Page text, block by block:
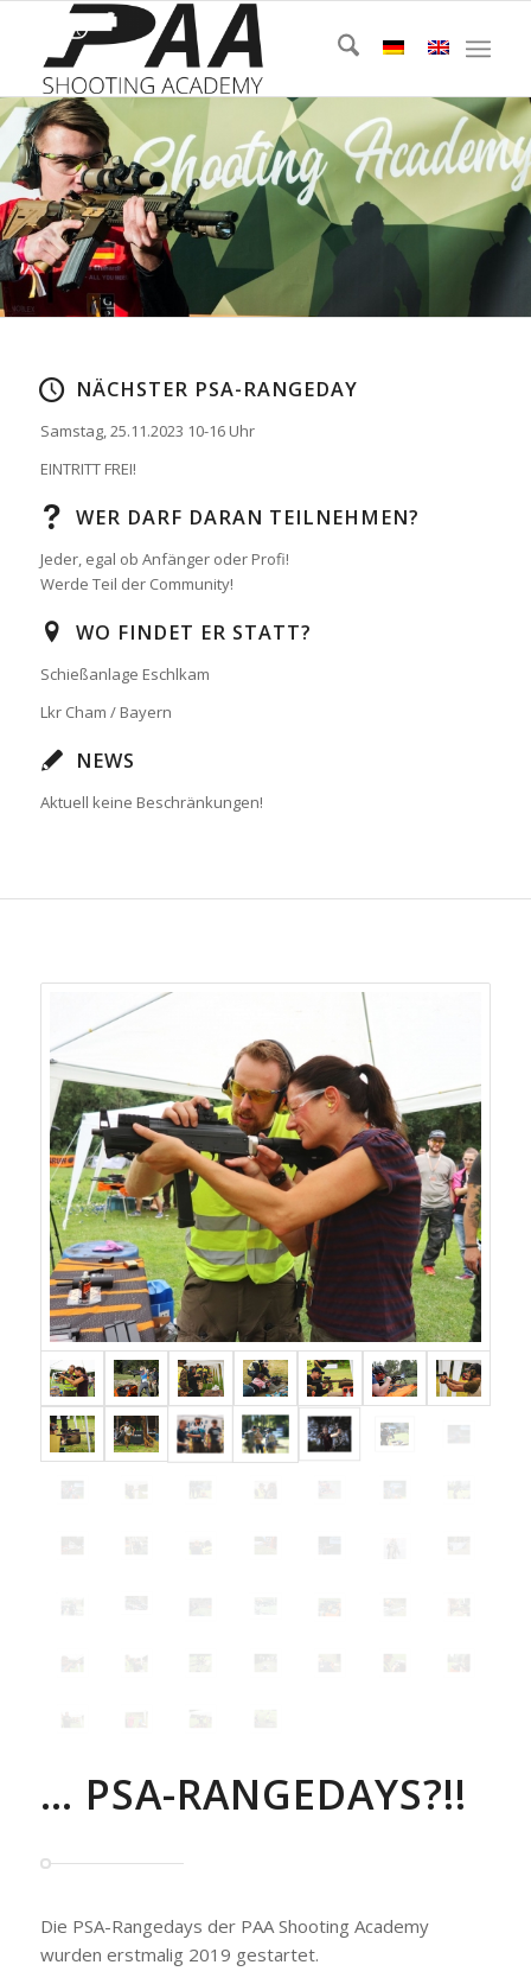
NÄCHSTER PSA-RANGEDAY
Samstag, 25.11.2023 10-16 Uhr
EINTRITT FREI!
WER DARF DARAN TEILNEHMEN?
Jeder, egal ob Anfänger oder Profi!
Werde Teil der Community!
WO FINDET ER STATT?
Schießanlage Eschlkam
Lkr Cham / Bayern
NEWS
Aktuell keine Beschränkungen!
… PSA-RANGEDAYS?!!
Die PSA-Rangedays der PAA Shooting Academy
wurden erstmalig 2019 gestartet.